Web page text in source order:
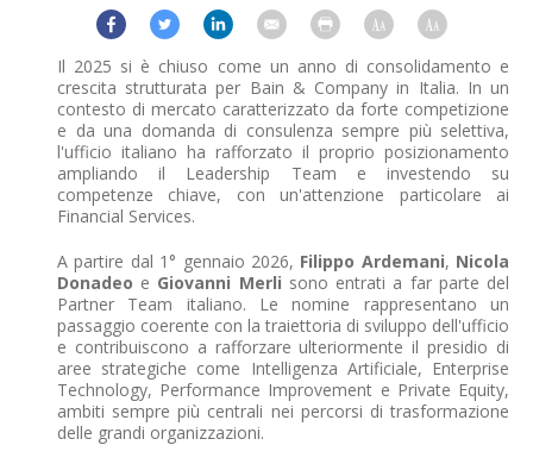
Il 2025 si è chiuso come un anno di consolidamento e
crescita strutturata per Bain & Company in Italia. In un
contesto di mercato caratterizzato da forte competizione
e da una domanda di consulenza sempre più selettiva,
l'ufficio italiano ha rafforzato il proprio posizionamento
ampliando il Leadership Team e investendo su
competenze chiave, con un'attenzione particolare ai
Financial Services.
A partire dal 1° gennaio 2026, Filippo Ardemani, Nicola
Donadeo e Giovanni Merli sono entrati a far parte del
Partner Team italiano. Le nomine rappresentano un
passaggio coerente con la traiettoria di sviluppo dell'ufficio
e contribuiscono a rafforzare ulteriormente il presidio di
aree strategiche come Intelligenza Artificiale, Enterprise
Technology, Performance Improvement e Private Equity,
ambiti sempre più centrali nei percorsi di trasformazione
delle grandi organizzazioni.